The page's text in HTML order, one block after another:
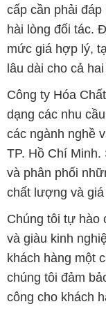
cấp cần phải
hài lòng đối tác.
mức giá hợp lý,
lâu dài cho cả
Công ty Hóa
dạng các nhu
các ngành nghề
TP. Hồ Chí
và phân phối
chất lượng và
Chúng tôi tự hào
và giàu kinh
khách hàng một
chúng tôi đảm
công cho khách